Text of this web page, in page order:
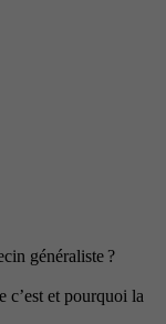
généraliste ?
c’est et pourquoi la